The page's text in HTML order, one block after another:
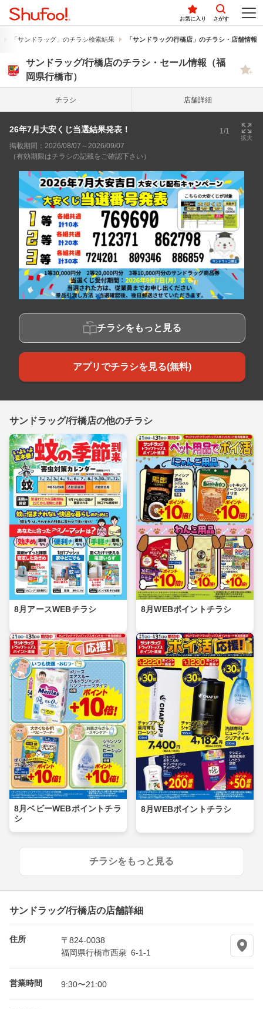
お気に入り さがす
「サンドラッグ」のチラシ検索結果 「サンドラッグ/行橋店」のチラシ・店舗情報
サンドラッグ/行橋店のチラシ・セール情報（福
岡県行橋市）
チラシ 店舗詳細
26年7月大安くじ当選結果発表！ 1/1
拡大
掲載期間：2026/08/07～2026/09/07
（有効期限はチラシの記載をご確認下さい）
チラシをもっと見る
アプリでチラシを見る(無料)
サンドラッグ/行橋店の他のチラシ
8月アースWEBチラシ 8月WEBポイントチラシ
8月ベビーWEBポイントチラ
シ
8月WEBポイントチラシ
チラシをもっと見る
サンドラッグ/行橋店の店舗詳細
住所
〒824-0038
福岡県行橋市西泉 6-1-1
営業時間 9:30〜21:00